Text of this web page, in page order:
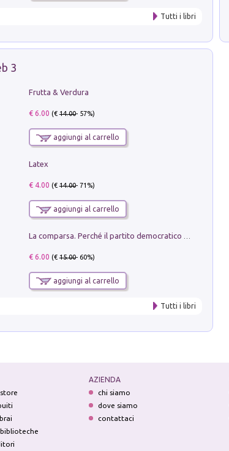
Tutti i libri
3
Frutta & Verdura
€ 6.00 (€14.00- 57%)
aggiungi al carrello
Latex
€ 4.00 (€14.00- 71%)
aggiungi al carrello
€ 6.00 (€15.00- 60%)
aggiungi al carrello
Tutti i libri
AZIENDA
chi siamo
dove siamo
contattaci